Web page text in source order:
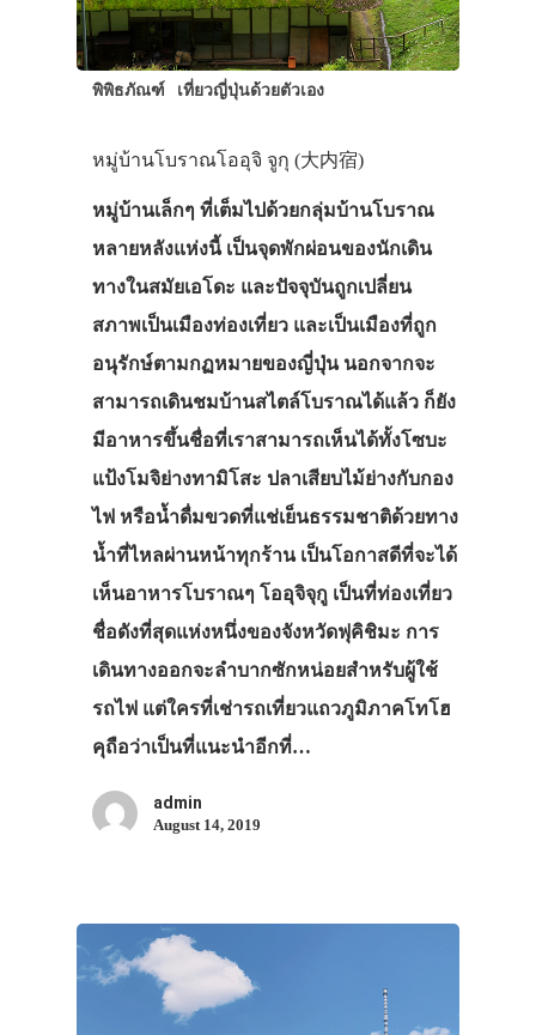
พิพิธภัณฑ์ เที่ยวญี่ปุ่นด้วยตัวเอง
หมู่บ้านโบราณโออุจิ จูกุ (大内宿)
หมู่บ้านเล็กๆ ที่เต็มไปด้วยกลุ่มบ้านโบราณ
หลายหลังแห่งนี้ เป็นจุดพักผ่อนของนักเดิน
ทางในสมัยเอโดะ และปัจจุบันถูกเปลี่ยน
สภาพเป็นเมืองท่องเที่ยว และเป็นเมืองที่ถูก
อนุรักษ์ตามกฏหมายของญี่ปุ่น นอกจากจะ
สามารถเดินชมบ้านสไตล์โบราณได้แล้ว ก็ยัง
มีอาหารขึ้นชื่อที่เราสามารถเห็นได้ทั้งโซบะ
แป้งโมจิย่างทามิโสะ ปลาเสียบไม้ย่างกับกอง
ไฟ หรือน้ำดื่มขวดที่แช่เย็นธรรมชาติด้วยทาง
น้ำที่ไหลผ่านหน้าทุกร้าน เป็นโอกาสดีที่จะได้
เห็นอาหารโบราณๆ โออุจิจุกู เป็นที่ท่องเที่ยว
ชื่อดังที่สุดแห่งหนึ่งของจังหวัดฟุคิชิมะ การ
เดินทางออกจะลำบากซักหน่อยสำหรับผู้ใช้
รถไฟ แต่ใครที่เช่ารถเที่ยวแถวภูมิภาคโทโฮ
คุถือว่าเป็นที่แนะนำอีกที่…
admin
August 14, 2019
ประเทศญี่ปุ่น
เที่ยวญี่ปุ่นด้ว
เอง
รถบัส
เดินทาง
ทัวร์
ที่พัก
สาระน่ารู้
VIDEO
ภาพประทับใจ